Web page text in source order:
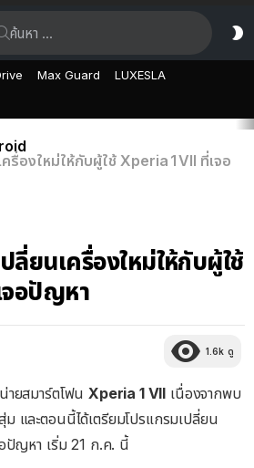
Max Guard LUXESLA
รื่องใหม่ให้กับผู้ใช้ Xperia 1 VII ที่เจอ
ลี่ยนเครื่องใหม่ให้กับผู้ใช้
จอปัญหา
1.6k ดู
น่ายสมาร์ตโฟนXperia 1 VII เนื่องจากพบ
และตอนนี้ได้เตรียมโปรแกรมเปลี่ยน
ปัญหา เริ่ม 21 ก.ค. นี้